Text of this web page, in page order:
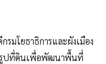
รมโยธาธิการและผังเมือง
ดรูปที่ดินเพื่อพัฒนาพื้นที่